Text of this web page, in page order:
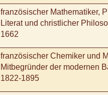
französischer Mathematiker,
Literat und christlicher
1662
französischer Chemiker und
Mitbegründer der modernen
1822-1895